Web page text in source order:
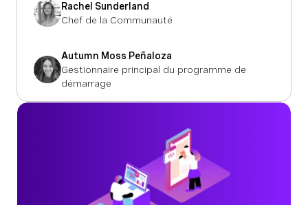
Rachel Sunderland
Chef de la Communauté
Autumn Moss Peñaloza
Gestionnaire principal du programme de
démarrage